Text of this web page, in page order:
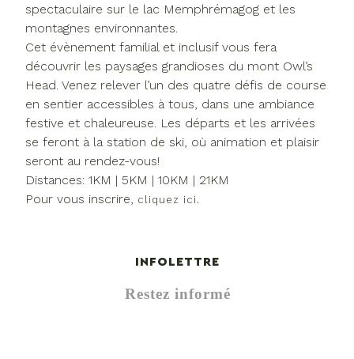
spectaculaire sur le lac Memphrémagog et les
montagnes environnantes.
Cet évènement familial et inclusif vous fera
découvrir les paysages grandioses du mont Owl’s
Head. Venez relever l’un des quatre défis de course
en sentier accessibles à tous, dans une ambiance
festive et chaleureuse. Les départs et les arrivées
se feront à la station de ski, où animation et plaisir
seront au rendez-vous!
Distances: 1KM | 5KM | 10KM | 21KM
Pour vous inscrire,
cliquez ici.
INFOLETTRE
Restez informé